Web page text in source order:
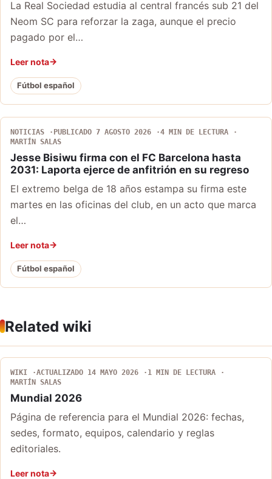
La Real Sociedad estudia al central francés sub 21 del
Neom SC para reforzar la zaga, aunque el precio
pagado por el…
Leer nota
Fútbol español
NOTICIAS PUBLICADO 7 AGOSTO 2026
4 MIN DE LECTURA
MARTÍN SALAS
Jesse Bisiwu firma con el FC Barcelona hasta
2031: Laporta ejerce de anfitrión en su regreso
El extremo belga de 18 años estampa su firma este
martes en las oficinas del club, en un acto que marca
el…
Leer nota
Fútbol español
Related wiki
WIKI ACTUALIZADO 14 MAYO 2026
1 MIN DE LECTURA
MARTÍN SALAS
Mundial 2026
Página de referencia para el Mundial 2026: fechas,
sedes, formato, equipos, calendario y reglas
editoriales.
Leer nota